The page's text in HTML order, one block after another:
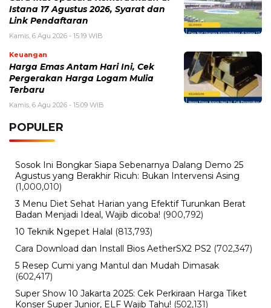
Amanah Baru
Besar, Ini Kondisi Terbarunya
Selasa, 4 Agustus 2026 - 09:04 WIB
Krisis Maroko Terbaru, Ini Penyebab, Dampak, dan
Kondisi Terkini
Minggu, 2 Agustus 2026 - 11:18 WIB
Pemdes Libureng Bersama KKN Unhas Wujudkan TPU
BERITA TERBARU
Internasional
Dorong Pelayanan kepada
Masyarakat
Kamis, 6 Agu 2026 - 21:17 WIB
Viral
Kecelakaan Bus ALS Tewaskan
Belasan Penumpang, Polisi Tetapkan